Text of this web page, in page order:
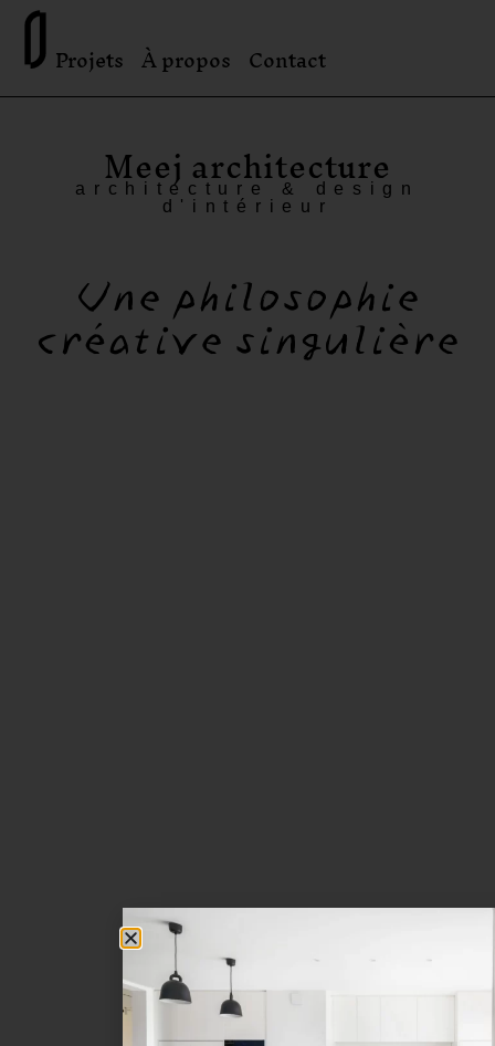
Projets À propos Contact
Meej architecture
architecture & design
d'intérieur
Une philosophie
créative singulière